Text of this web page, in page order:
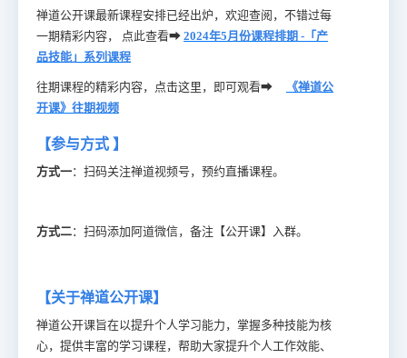
禅道公开课最新课程安排已经出炉，欢迎查阅，不错过每
一期精彩内容， 点此查看➡ 2024年5月份课程排期 -「产
品技能」系列课程
往期课程的精彩内容，点击这里，即可观看➡
《禅道公
开课》往期视频
【参与方式 】
方式一：扫码关注禅道视频号，预约直播课程。
方式二：扫码添加阿道微信，备注【公开课】入群。
【关于禅道公开课】
禅道公开课旨在以提升个人学习能力，掌握多种技能为核
心，提供丰富的学习课程，帮助大家提升个人工作效能、